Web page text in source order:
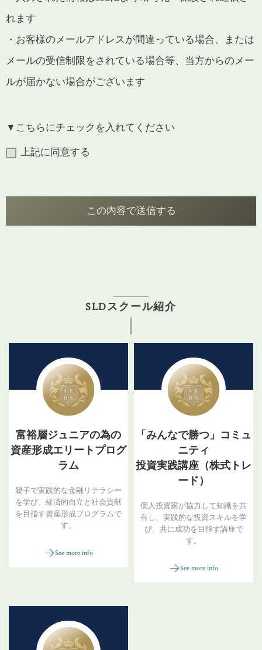
れます
・お客様のメールアドレスが間違っている場合、または
メールの受信制限をされている場合等、当方からのメー
ルが届かない場合がございます
▼こちらにチェックを入れてください
上記に同意する
SLDスクール紹介
富裕層ジュニアの為の
資産形成エリートプログ
ラム
親子で実践的な金融リテラシー
を学び、経済的自立と社会貢献
を目指す資産形成プログラムで
す。
See more info
「みんなで勝つ」コミュ
ニティ
投資実践講座（株式トレ
ード）
個人投資家が協力して知識を共
有し、実践的な投資スキルを学
び、共に成功を目指す講座で
す。
See more info